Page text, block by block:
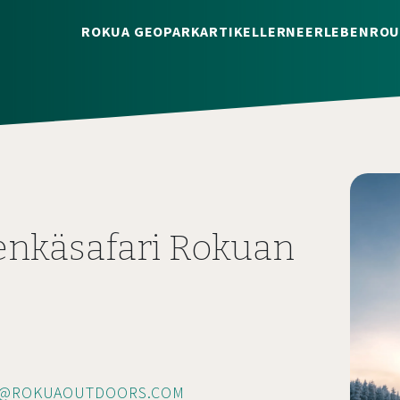
ROKUA GEOPARKARTIKELLERNEERLEBEN
Rokuan